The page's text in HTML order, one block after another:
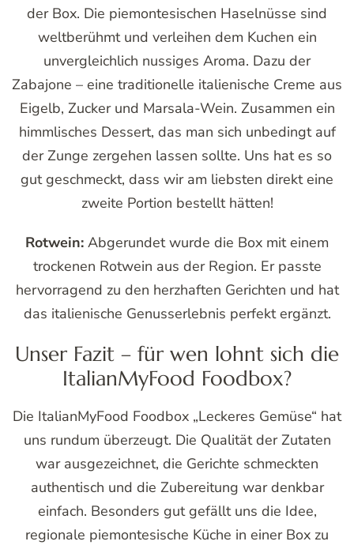
der Box. Die piemontesischen Haselnüsse sind
weltberühmt und verleihen dem Kuchen ein
unvergleichlich nussiges Aroma. Dazu der
Zabajone – eine traditionelle italienische Creme aus
Eigelb, Zucker und Marsala-Wein. Zusammen ein
himmlisches Dessert, das man sich unbedingt auf
der Zunge zergehen lassen sollte. Uns hat es so
gut geschmeckt, dass wir am liebsten direkt eine
zweite Portion bestellt hätten!
Rotwein: Abgerundet wurde die Box mit einem
trockenen Rotwein aus der Region. Er passte
hervorragend zu den herzhaften Gerichten und hat
das italienische Genusserlebnis perfekt ergänzt.
Unser Fazit – für wen lohnt sich die
ItalianMyFood Foodbox?
Die ItalianMyFood Foodbox „Leckeres Gemüse“ hat
uns rundum überzeugt. Die Qualität der Zutaten
war ausgezeichnet, die Gerichte schmeckten
authentisch und die Zubereitung war denkbar
einfach. Besonders gut gefällt uns die Idee,
regionale piemontesische Küche in einer Box zu